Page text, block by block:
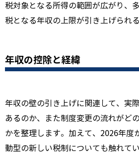
税対象となる所得の範囲が広がり、
税となる年収の上限が引き上げられ
年収の控除と経緯
年収の壁の引き上げに関連して、実
あるのか、また制度変更の流れがど
かを整理します。加えて、2026年度
動型の新しい税制についても触れてい